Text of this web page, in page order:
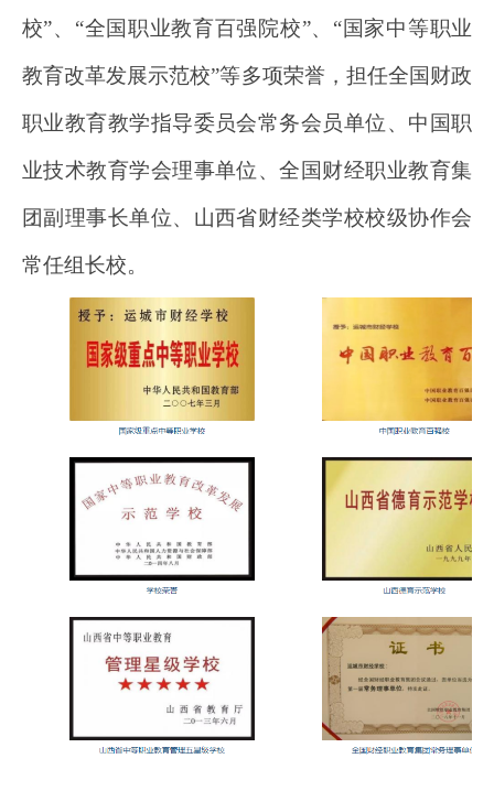
校”、“全国职业教育百强院校”、“国家中等职业
教育改革发展示范校”等多项荣誉，担任全国财政
职业教育教学指导委员会常务会员单位、中国职
业技术教育学会理事单位、全国财经职业教育集
团副理事长单位、山西省财经类学校校级协作会
常任组长校。